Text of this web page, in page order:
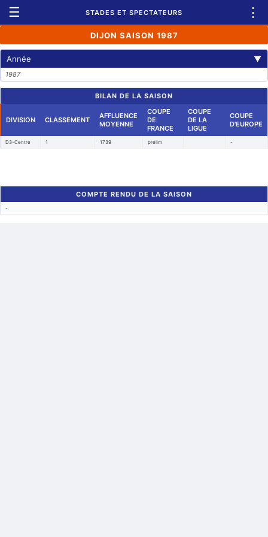
☰ STADES ET SPECTATEURS ⋮
DIJON SAISON 1987
Année ▼
1987
BILAN DE LA SAISON
DIVISION CLASSEMENT
AFFLUENCE
MOYENNE
COUPE
DE
FRANCE
COUPE
DE LA
LIGUE
COUPE
D'EUROPE
D3-Centre 1 1739 prelim -
COMPTE RENDU DE LA SAISON
-